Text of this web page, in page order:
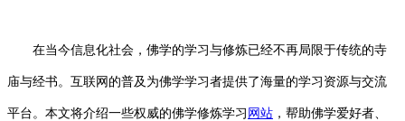
在当今信息化社会，佛学的学习与修炼已经不再局限于传统的寺
庙与经书。互联网的普及为佛学学习者提供了海量的学习资源与交流
平台。本文将介绍一些权威的佛学修炼学习 网站 ，帮助佛学爱好者、